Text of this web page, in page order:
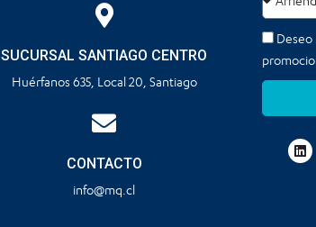
SUCURSAL SANTIAGO CENTRO
Huérfanos 635, Local 20, Santiago
CONTACTO
info@mq.cl